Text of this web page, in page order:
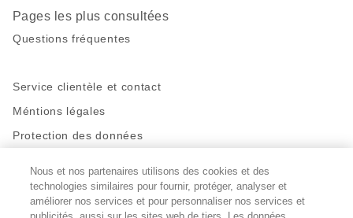
Pages les plus consultées
Questions fréquentes
Service clientèle et contact
Méntions légales
Protection des données
Restez en contact!
Facebook
http://twitter.com/migros
https://www.youtube.com/user/
PinterestInstagram
Nous et nos partenaires utilisons des cookies et des
technologies similaires pour fournir, protéger, analyser et
améliorer nos services et pour personnaliser nos services et